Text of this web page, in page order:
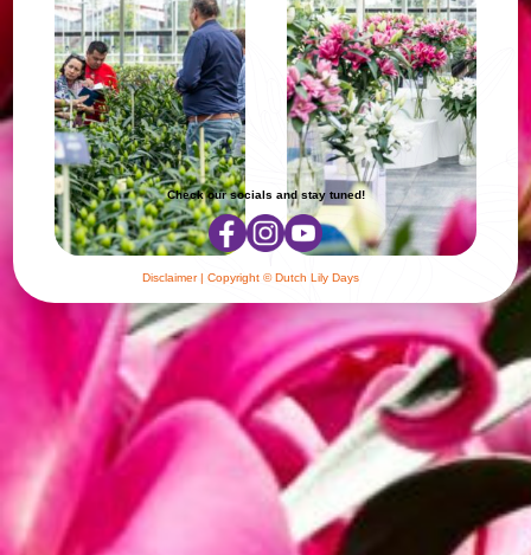
Check our socials and stay tuned!
Disclaimer| Copyright © Dutch Lily Days